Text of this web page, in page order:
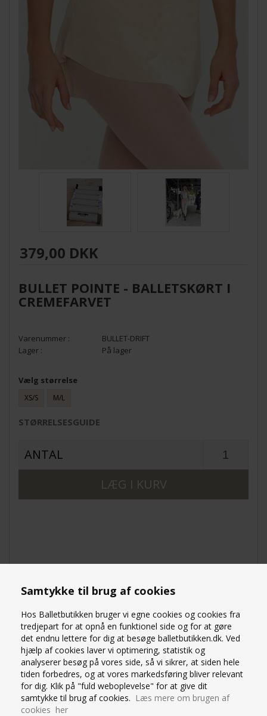
Samtykke til brug af cookies
Hos Balletbutikken bruger vi egne cookies og cookies fra
tredjepart for at opnå en funktionel side og for at gøre
det endnu lettere for dig at besøge balletbutikken.dk. Ved
hjælp af cookies laver vi optimering, statistik og
analyserer besøg på vores side, så vi sikrer, at siden hele
tiden forbedres, og at vores markedsføring bliver relevant
for dig. Klik på "fuld weboplevelse" for at give dit
samtykke til brug af cookies. Læs mere om brugen af
cookies her
379,00 DKK
BULLET POINTE - BALLETSKØRT I
CREMEFARVET
BULLET-DRIFT
På lager
Vælg størrelse
XS/S M/L
STØRRELSESGUIDE
ANTAL
SPØRG OS
Cremefarvet balletskørt fra Bullet Pointe er lavet af
blødt stof, der "falder" smukt og er flatterende for
alle kropstyper. Et must i enhver danseres garderobe.
Produceret i USA.
S/M: foran - 24cm, bagpå - 31cm
M/L: foran - 27cm, bagpå - 33cm